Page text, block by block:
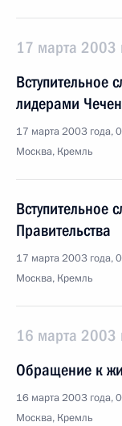
17 марта 2003
Вступительное
лидерами
17 марта 2003 года,
Москва, Кремль
Вступительное
Правительства
17 марта 2003 года,
Москва, Кремль
16 марта 2003
Обращение к
16 марта 2003 года,
Москва, Кремль